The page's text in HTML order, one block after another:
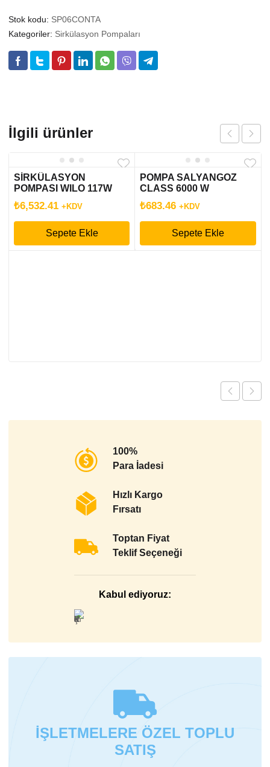
Stok kodu: SP06CONTA
Kategoriler: Sirkülasyon Pompaları
İlgili ürünler
SİRKÜLASYON
POMPASI WILO 117W
DAR 15-7
₺6,532.41 +KDV
Sepete Ekle
POMPA SALYANGOZ
CLASS 6000 W
₺683.46 +KDV
Sepete Ekle
100%
Para İadesi
Hızlı Kargo
Fırsatı
Toptan Fiyat
Teklif Seçeneği
Kabul ediyoruz:
İŞLETMELERE ÖZEL TOPLU
SATIŞ